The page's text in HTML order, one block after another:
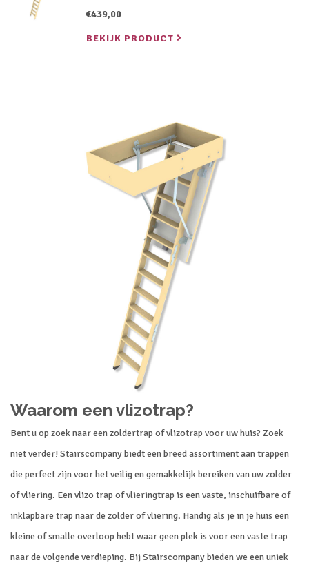
afhankelijk van je plafondhoogte.
€439,00
BEKIJK PRODUCT
Waarom een vlizotrap?
Bent u op zoek naar een zoldertrap of vlizotrap voor uw huis? Zoek
niet verder! Stairscompany biedt een breed assortiment aan trappen
die perfect zijn voor het veilig en gemakkelijk bereiken van uw zolder
of vliering. Een vlizo trap of vlieringtrap is een vaste, inschuifbare of
inklapbare trap naar de zolder of vliering. Handig als je in je huis een
kleine of smalle overloop hebt waar geen plek is voor een vaste trap
naar de volgende verdieping. Bij Stairscompany bieden we een uniek